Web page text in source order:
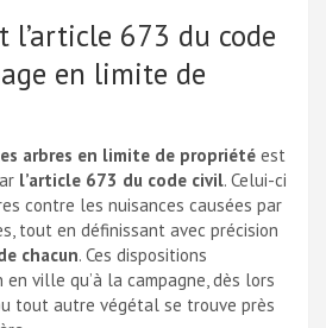
l’article 673 du code
en limite de
arbres en limite de propriété est
l’article 673 du code civil. Celui-ci
contre les nuisances causées par
tout en définissant avec précision
chacun. Ces dispositions
en ville qu’à la campagne, dès lors
tout autre végétal se trouve près